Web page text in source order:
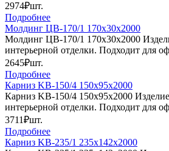
2974₽шт.
Подробнее
Молдинг ЦB-170/1 170х30х2000
Молдинг ЦB-170/1 170х30х2000
интерьерной отделки. Подходит для
2645₽шт.
Подробнее
Карниз KB-150/4 150х95х2000
Карниз KB-150/4 150х95х2000
интерьерной отделки. Подходит для
3711₽шт.
Подробнее
Карниз KB-235/1 235х142х2000